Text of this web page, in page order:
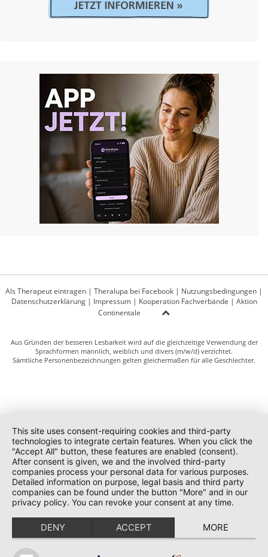
Als Therapeut eintragen | Theralupa bei Facebook | Nutzungsbedingungen |
Datenschutzerklärung| Impressum| Kooperation Fachverbände | Aktion
Continentale
Aus Gründen der besseren Lesbarkeit wird auf die gleichzeitige Verwendung der
Sprachformen männlich, weiblich und divers (m/w/d) verzichtet.
Sämtliche Personenbezeichnungen gelten gleichermaßen für alle Geschlechter.
This site uses consent-requiring cookies and third-party
technologies to integrate certain features. When you click the
"Accept All" button, these features are enabled (consent).
After consent is given, we and the involved third-party
companies process your personal data for various purposes.
Detailed information on purpose, legal basis and third party
companies can be found under the button "More" and in our
privacy policy. You can revoke your consent at any time.
DENY ACCEPT MORE